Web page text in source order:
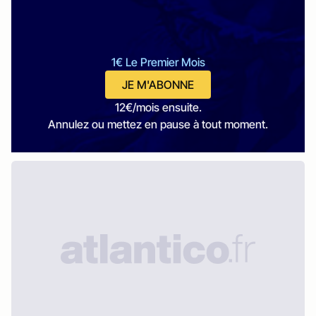
1€ Le Premier Mois
JE M'ABONNE
12€/mois ensuite.
Annulez ou mettez en pause à tout moment.